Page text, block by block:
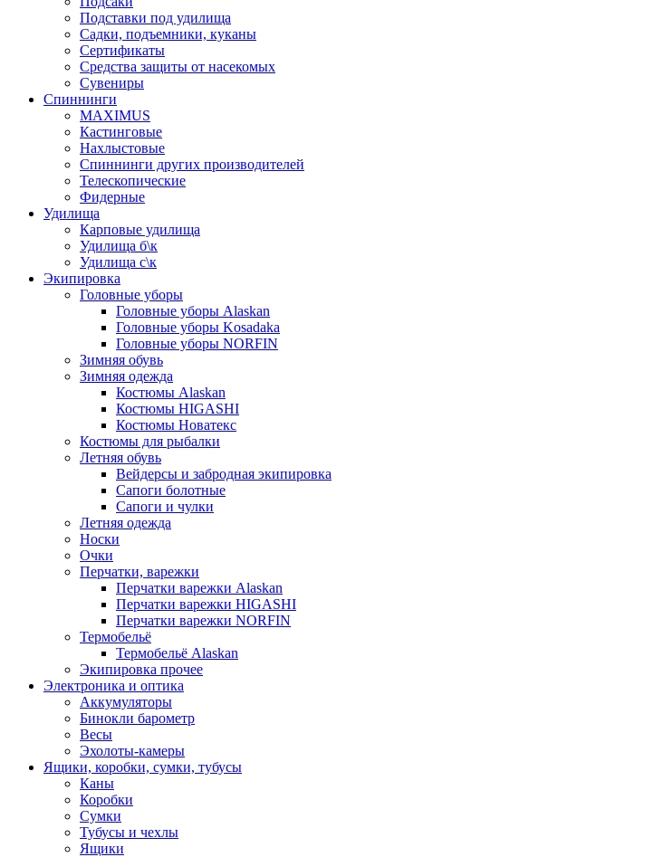
Подставки под удилища
Садки, подъемники, куканы
Сертификаты
Средства защиты от насекомых
Сувениры
Спиннинги
MAXIMUS
Кастинговые
Нахлыстовые
Спиннинги других производителей
Телескопические
Фидерные
Удилища
Карповые удилища
Удилища б\к
Удилища с\к
Экипировка
Головные уборы
Головные уборы Alaskan
Головные уборы Kosadaka
Головные уборы NORFIN
Зимняя обувь
Зимняя одежда
Костюмы Alaskan
Костюмы HIGASHI
Костюмы Новатекс
Костюмы для рыбалки
Летняя обувь
Вейдерсы и забродная экипировка
Сапоги болотные
Сапоги и чулки
Летняя одежда
Носки
Очки
Перчатки, варежки
Перчатки варежки Alaskan
Перчатки варежки HIGASHI
Перчатки варежки NORFIN
Термобельё
Термобельё Alaskan
Экипировка прочее
Электроника и оптика
Аккумуляторы
Бинокли барометр
Весы
Эхолоты-камеры
Ящики, коробки, сумки, тубусы
Каны
Коробки
Сумки
Тубусы и чехлы
Ящики